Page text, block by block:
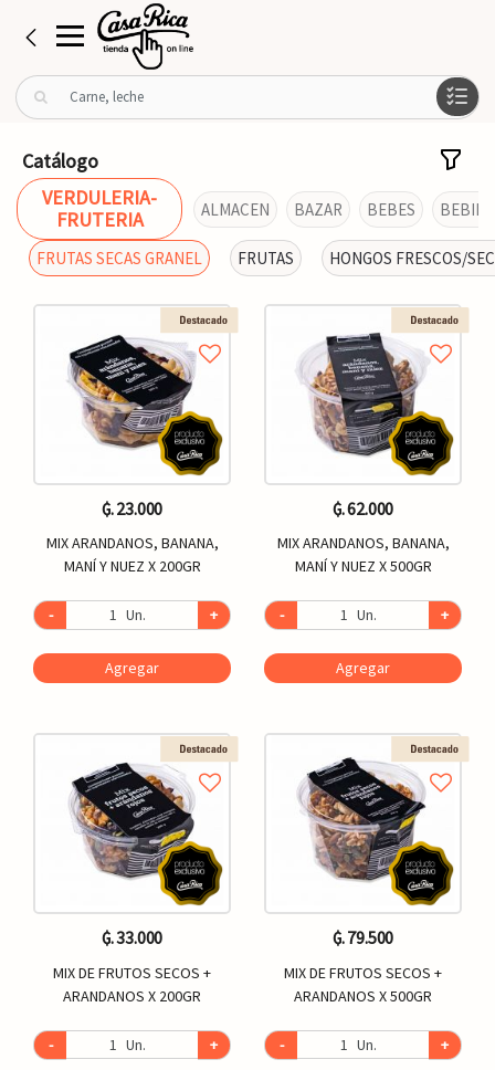
B
u
r
p
Catálogo
VERDULERIA-
FRUTERIA
ALMACEN BAZAR BEBES
FRUTAS SECAS GRANEL FRUTAS HONGOS FRESCOS/
₲. 23.000
MIX ARANDANOS, BANANA,
MANÍ Y NUEZ X 200GR
- Un. +
Agregar
₲. 62.000
MIX ARANDANOS, BANANA,
MANÍ Y NUEZ X 500GR
- Un. +
Agregar
₲. 33.000
MIX DE FRUTOS SECOS +
ARANDANOS X 200GR
- Un. +
₲. 79.500
MIX DE FRUTOS SECOS +
ARANDANOS X 500GR
- Un. +